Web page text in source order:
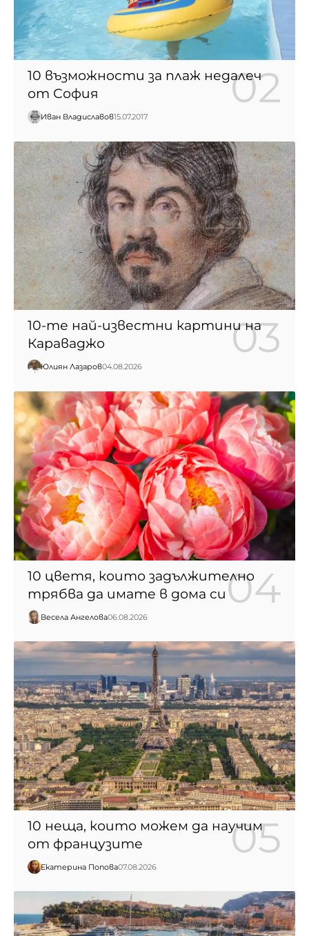
10 възможности за плаж недалеч
от София
Иван Владиславов15.07.2017
10-те най-известни картини на
Караваджо
Юлиян Лазаров04.08.2026
10 цветя, които задължително
трябва да имате в дома си
Весела Ангелова06.08.2026
10 неща, които можем да научим
от французите
Екатерина Попова07.08.2026